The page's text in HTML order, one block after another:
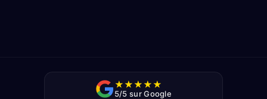
★★★★★
5/5 sur Google